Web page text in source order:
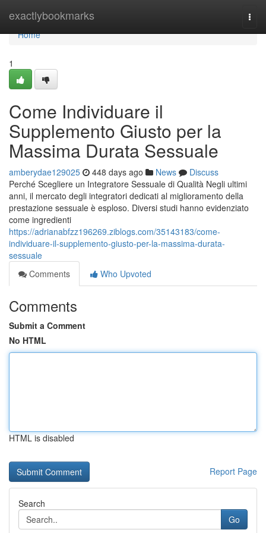
exactlybookmarks
Home
Home
1
Come Individuare il
Supplemento Giusto per la
Massima Durata Sessuale
amberydae129025 448 days ago News
Discuss
Perché Scegliere un Integratore Sessuale di Qualità Negli ultimi
anni, il mercato degli integratori dedicati al miglioramento della
prestazione sessuale è esploso. Diversi studi hanno evidenziato
come ingredienti
https://adrianabfzz196269.ziblogs.com/35143183/come-
individuare-il-supplemento-giusto-per-la-massima-durata-
sessuale
Comments
Who Upvoted
Comments
Submit a Comment
No HTML
HTML is disabled
Report Page
Search
Go